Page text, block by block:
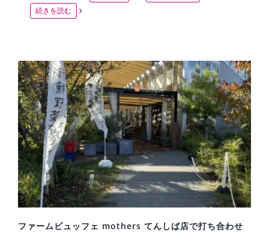
続きを読む
ファームビュッフェ mothers てんしば店で打ち合わせ